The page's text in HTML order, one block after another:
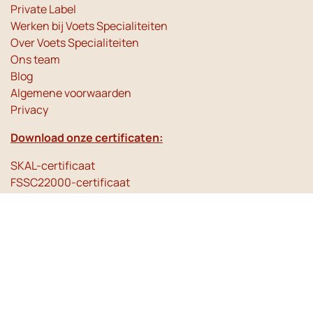
Private Label
Werken bij Voets Specialiteiten
Over Voets Specialiteiten
Ons team
Blog
Algemene voorwaarden
Privacy
Download onze certificaten:
SKAL-certificaat
FSSC22000-certificaat